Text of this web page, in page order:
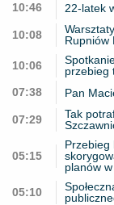
10:46
22-latek
10:08
Rupniów
10:06
przebieg
07:38
Pan
07:29
Tak
05:15
Przebieg
planów
05:10